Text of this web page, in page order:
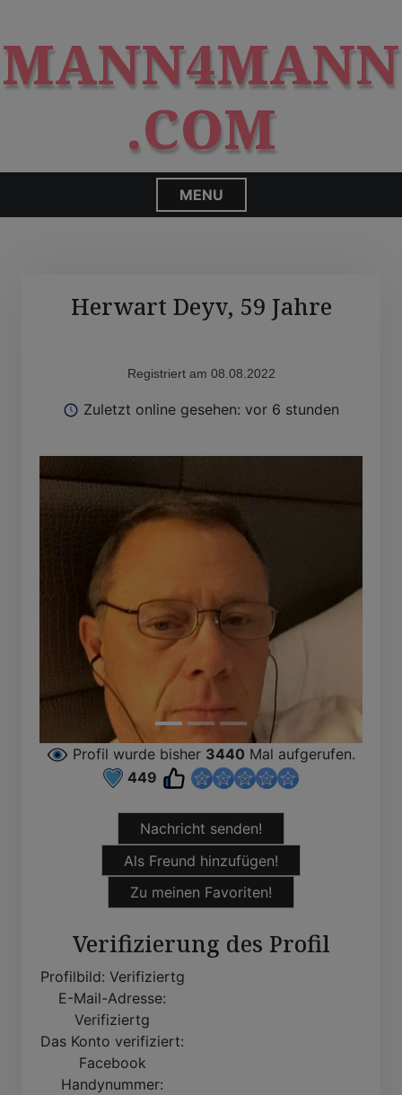
i
p
o
c
n
t
MANN4MANN
.COM
MENU
Herwart Deyv, 59 Jahre
Registriert am 08.08.2022
Zuletzt online gesehen: vor 6 stunden
Profil wurde bisher 3440 Mal aufgerufen.
449
Nachricht senden!
Als Freund hinzufügen!
Zu meinen Favoriten!
Verifizierung des Profil
Profilbild: Verifiziertg
E-Mail-Adresse:
Verifiziertg
Das Konto verifiziert:
Facebook
Handynummer: